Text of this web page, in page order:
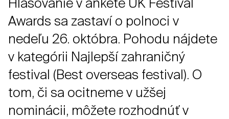
Hlasovanie v ankete UK Festival
Awards sa zastaví o polnoci v
nedeľu 26. októbra. Pohodu nájdete
v kategórii Najlepší zahraničný
festival (Best overseas festival). O
tom, či sa ocitneme v užšej
nominácii, môžete rozhodnúť v